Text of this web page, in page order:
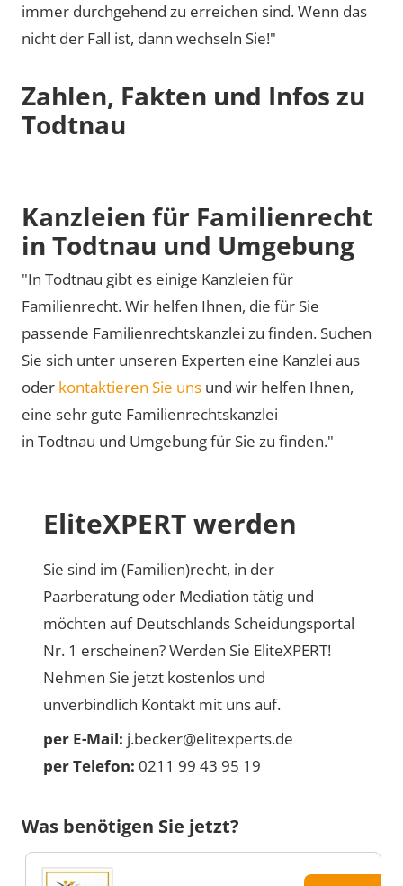
immer durchgehend zu erreichen sind. Wenn das
nicht der Fall ist, dann wechseln Sie!"
Zahlen, Fakten und Infos zu
Todtnau
Kanzleien für Familienrecht
in Todtnau und Umgebung
"In Todtnau gibt es einige Kanzleien für
Familienrecht. Wir helfen Ihnen, die für Sie
passende Familienrechtskanzlei zu finden. Suchen
Sie sich unter unseren Experten eine Kanzlei aus
oder kontaktieren Sie uns und wir helfen Ihnen,
eine sehr gute Familienrechtskanzlei
in Todtnau und Umgebung für Sie zu finden."
EliteXPERT werden
Sie sind im (Familien)recht, in der
Paarberatung oder Mediation tätig und
möchten auf Deutschlands Scheidungsportal
Nr. 1 erscheinen? Werden Sie EliteXPERT!
Nehmen Sie jetzt kostenlos und
unverbindlich Kontakt mit uns auf.
per E-Mail: j.becker@elitexperts.de
per Telefon: 0211 99 43 95 19
Was benötigen Sie jetzt?